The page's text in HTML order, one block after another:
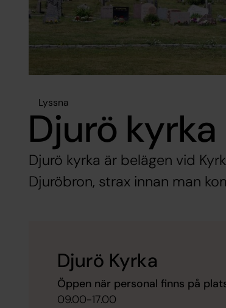
Lyssna
Djurö kyrka
Djurö kyrka är belägen vid
Djuröbron, strax innan man
Djurö Kyrka
Öppen när personal finns på
09.00-17.00